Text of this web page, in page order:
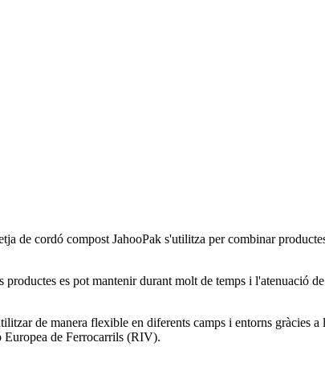
de cordó compost JahooPak s'utilitza per combinar
es pot mantenir durant molt de temps i l'atenuació
de manera flexible en diferents camps i entorns gràcies
Europea de Ferrocarrils (RIV).